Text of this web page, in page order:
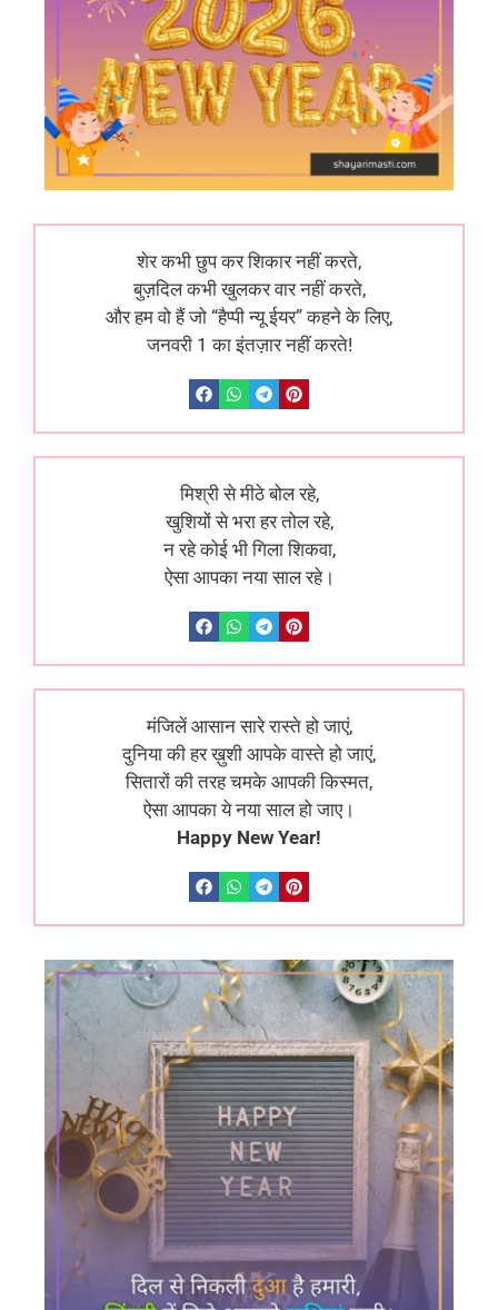
शेर कभी छुप कर शिकार नहीं करते,
बुज़दिल कभी खुलकर वार नहीं करते,
और हम वो हैं जो “हैप्पी न्यू ईयर” कहने के लिए,
जनवरी 1 का इंतज़ार नहीं करते!
मिश्री से मीठे बोल रहे,
खुशियों से भरा हर तोल रहे,
न रहे कोई भी गिला शिकवा,
ऐसा आपका नया साल रहे।
मंजिलें आसान सारे रास्ते हो जाएं,
दुनिया की हर ख़ुशी आपके वास्ते हो जाएं,
सितारों की तरह चमके आपकी किस्मत,
ऐसा आपका ये नया साल हो जाए।
Happy New Year!